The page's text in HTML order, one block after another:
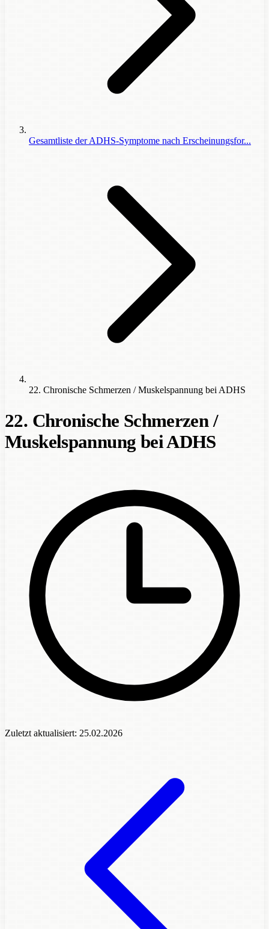
Gesamtliste der ADHS-Symptome nach Erscheinungsfor...
22. Chronische Schmerzen / Muskelspannung bei ADHS
22. Chronische Schmerzen /
Muskelspannung bei ADHS
Zuletzt aktualisiert: 25.02.2026